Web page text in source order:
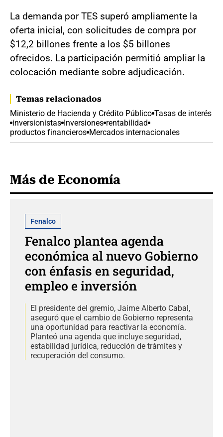
La demanda por TES superó ampliamente la
oferta inicial, con solicitudes de compra por
$12,2 billones frente a los $5 billones
ofrecidos. La participación permitió ampliar la
colocación mediante sobre adjudicación.
Temas relacionados
Ministerio de Hacienda y Crédito Público Tasas de interés
inversionistas Inversiones rentabilidad
productos financieros Mercados internacionales
Más de Economía
Fenalco
Fenalco plantea agenda
económica al nuevo Gobierno
con énfasis en seguridad,
empleo e inversión
El presidente del gremio, Jaime Alberto Cabal,
aseguró que el cambio de Gobierno representa
una oportunidad para reactivar la economía.
Planteó una agenda que incluye seguridad,
estabilidad jurídica, reducción de trámites y
recuperación del consumo.